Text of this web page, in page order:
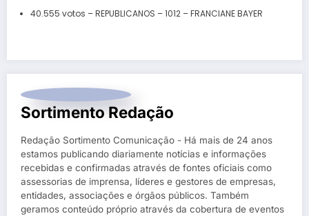
40.555 votos – REPUBLICANOS – 1012 – FRANCIANE BAYER
Sortimento Redação
Redação Sortimento Comunicação - Há mais de 24 anos
estamos publicando diariamente notícias e informações
recebidas e confirmadas através de fontes oficiais como
assessorias de imprensa, líderes e gestores de empresas,
entidades, associações e órgãos públicos. Também
geramos conteúdo próprio através da cobertura de eventos